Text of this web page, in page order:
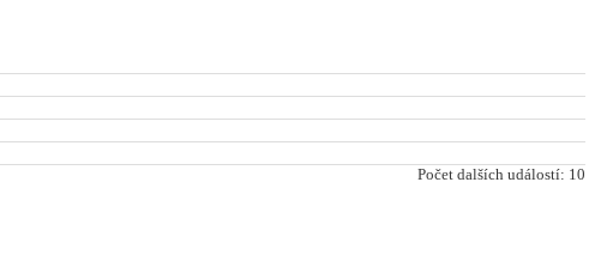
Počet dalších událostí: 10